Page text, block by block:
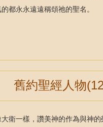
都永永遠遠稱頌祂的聖名。
舊約聖經人物
衛一樣，讚美神的作為與神的